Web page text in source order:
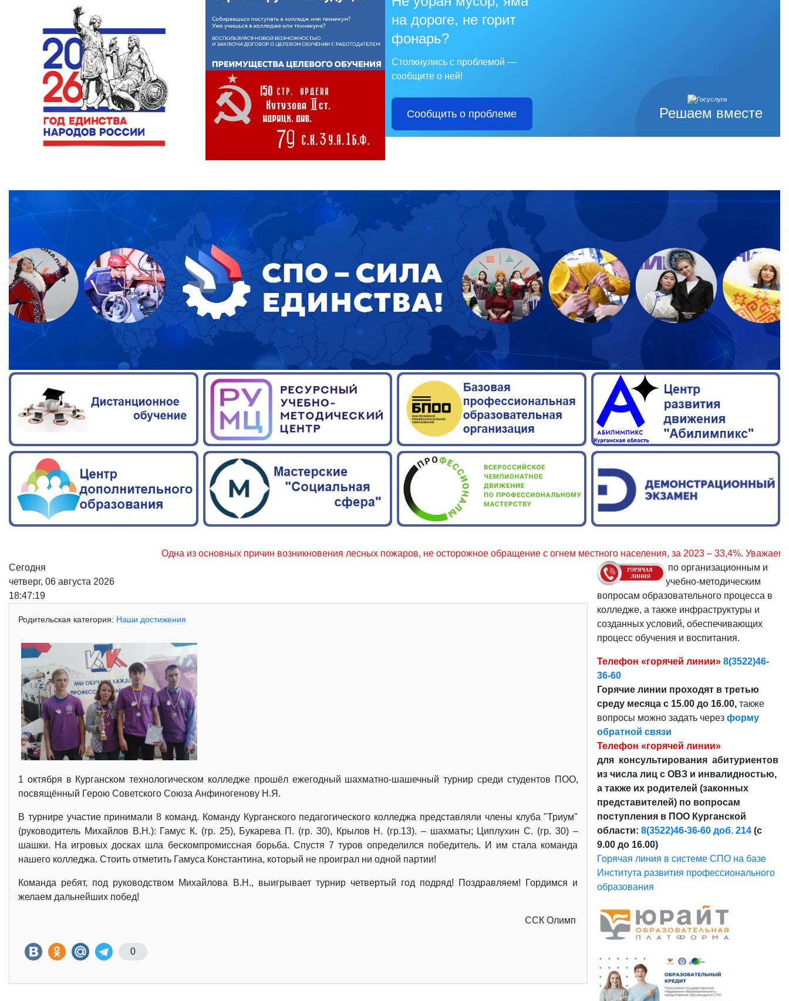
Решаем вместе
на дороге, не горит
фонарь?
Столкнулись с проблемой —
сообщите о ней!
Сообщить о проблеме
Одна из основных причин возникновения лесных пожаров, не осторожное обращение с огнем местного населения, за 2023 – 33,4%. Уважаемые граждане,
Сегодня
четверг, 06 августа 2026
18:47:20
Родительская категория: Наши достижения
1 октября в Курганском технологическом колледже прошёл ежегодный шахматно-шашечный турнир среди студентов ПОО,
посвящённый Герою Советского Союза Анфиногенову Н.Я.
В турнире участие принимали 8 команд. Команду Курганского педагогического колледжа представляли члены клуба "Триум"
(руководитель Михайлов В.Н.): Гамус К. (гр. 25), Букарева П. (гр. 30), Крылов Н. (гр.13). – шахматы; Циплухин С. (гр. 30) –
шашки. На игровых досках шла бескомпромиссная борьба. Спустя 7 туров определился победитель. И им стала команда
нашего колледжа. Стоить отметить Гамуса Константина, который не проиграл ни одной партии!
Команда ребят, под руководством Михайлова В.Н., выигрывает турнир четвертый год подряд! Поздравляем! Гордимся и
желаем дальнейших побед!
ССК Олимп
0
по организационным и
учебно-методическим
вопросам образовательного процесса в
колледже, а также инфраструктуры и
созданных условий, обеспечивающих
процесс обучения и воспитания.
Телефон «горячей линии» 8(3522)46-
36-60
Горячие линии проходят в третью
среду месяца с 15.00 до 16.00, также
вопросы можно задать через форму
обратной связи
Телефон «горячей линии»
для консультирования абитуриентов
из числа лиц с ОВЗ и инвалидностью,
а также их родителей (законных
представителей) по вопросам
поступления в ПОО Курганской
области: 8(3522)46-36-60 доб. 214(с
9.00 до 16.00)
Горячая линия в системе СПО на базе
Института развития профессионального
образования